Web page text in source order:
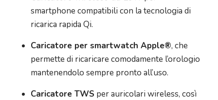
smartphone compatibili con la tecnologia di
ricarica rapida Qi.
Caricatore per smartwatch Apple®, che
permette di ricaricare comodamente l’orologio
mantenendolo sempre pronto all’uso.
Caricatore TWS per auricolari wireless, così